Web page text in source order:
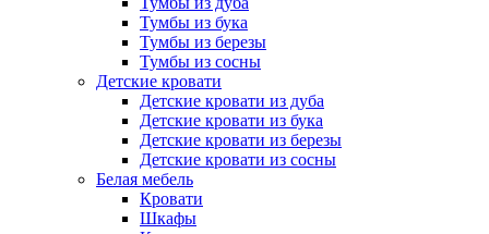
Тумбы из бука
Тумбы из березы
Тумбы из сосны
Детские кровати
Детские кровати из дуба
Детские кровати из бука
Детские кровати из березы
Детские кровати из сосны
Белая мебель
Кровати
Шкафы